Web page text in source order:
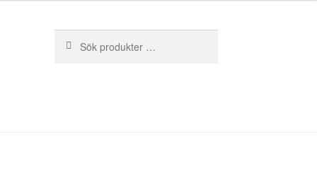
efter: